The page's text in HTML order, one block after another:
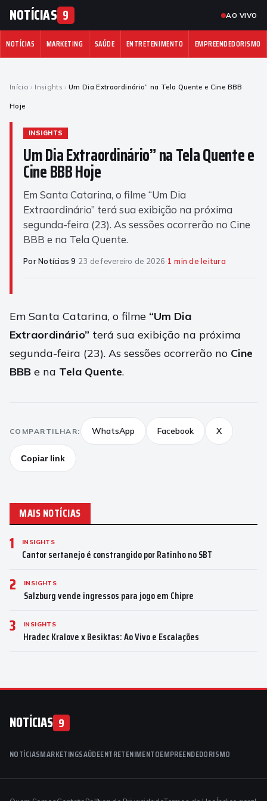
NOTÍCIAS 9 AO VIVO
NOTÍCIAS MARKETING SAÚDE ENTRETENIMENTO EMPREENDEDORISMO
Início › Insights › Um Dia Extraordinário” na Tela Quente e Cine BBB
Hoje
INSIGHTS
Um Dia Extraordinário” na Tela Quente e
Cine BBB Hoje
Em Santa Catarina, o filme “Um Dia
Extraordinário” terá sua exibição na próxima
segunda-feira (23). As sessões ocorrerão no Cine
BBB e na Tela Quente.
Por Notícias 9·23 de fevereiro de 2026·1 min de leitura
Em Santa Catarina, o filme “Um Dia
Extraordinário” terá sua exibição na próxima
segunda-feira (23). As sessões ocorrerão no Cine
BBB e na Tela Quente.
COMPARTILHAR: WhatsApp Facebook X
Copiar link
MAIS NOTÍCIAS
1 INSIGHTS
Cantor sertanejo é constrangido por Ratinho no SBT
2 INSIGHTS
Salzburg vende ingressos para jogo em Chipre
3 INSIGHTS
Hradec Kralove x Besiktas: Ao Vivo e Escalações
NOTÍCIAS 9
NOTÍCIASMARKETINGSAÚDEENTRETENIMENTOEMPREENDEDORISMO